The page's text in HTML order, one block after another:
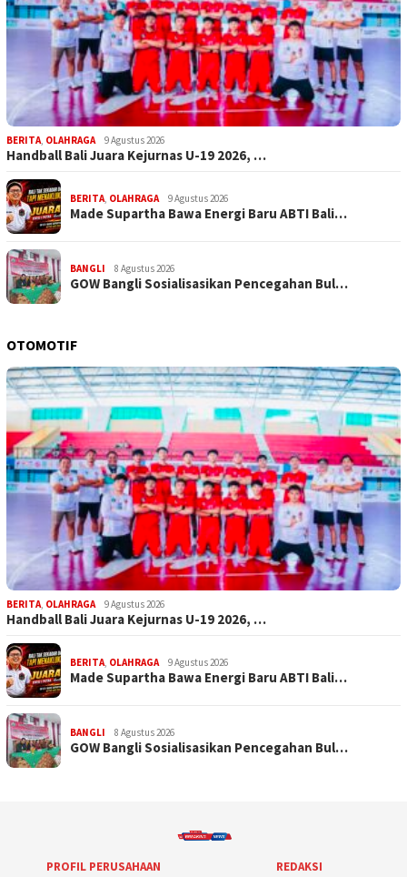
BERITA OLAHRAGA 9 Agustus 2026
Handball Bali Juara Kejurnas U-19 2026, …
BERITA OLAHRAGA 9 Agustus 2026
Made Supartha Bawa Energi Baru ABTI Bali…
BANGLI 8 Agustus 2026
GOW Bangli Sosialisasikan Pencegahan Bul…
OTOMOTIF
BERITA OLAHRAGA 9 Agustus 2026
Handball Bali Juara Kejurnas U-19 2026, …
BERITA OLAHRAGA 9 Agustus 2026
Made Supartha Bawa Energi Baru ABTI Bali…
BANGLI 8 Agustus 2026
GOW Bangli Sosialisasikan Pencegahan Bul…
PROFIL PERUSAHAAN REDAKSI